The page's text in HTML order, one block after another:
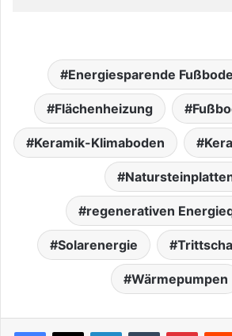
Energiesparende
Flächenheizung
Keramik-Klimaboden
regenerativen
Solarenergie
Wärmepumpen